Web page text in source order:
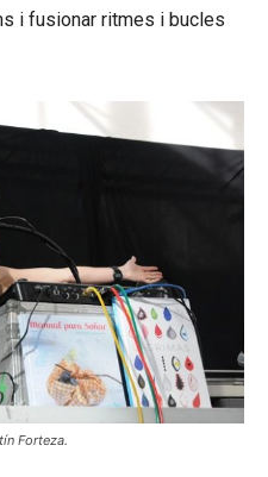
i fusionar ritmes i bucles
Forteza.